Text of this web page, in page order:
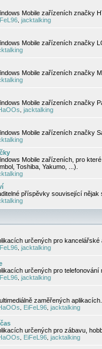
Mobile zařízeních značky
jacktalking
Mobile zařízeních značky
Mobile zařízeních značky
Mobile zařízeních značky
jacktalking
Mobile zařízeních značky
Mobile zařízeních, pro
Toshiba, Yakumo, ...).
příspěvky související nějak
určených pro
jacktalking
určených pro telefonování
jacktalking
zaměřených aplikacích.
EiFeL96 jacktalking
určených pro zábavu,
EiFeL96 jacktalking